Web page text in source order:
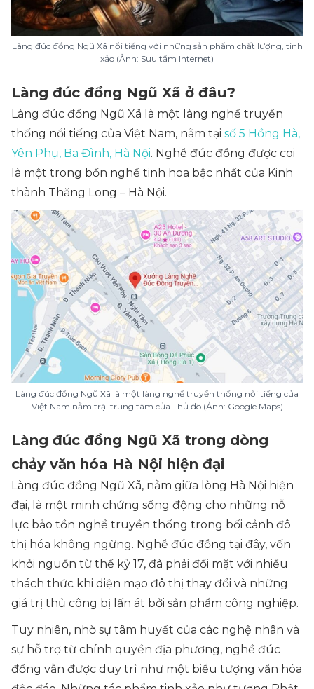
Làng đúc đồng Ngũ Xã nổi tiếng với những sản phẩm chất lượng, tinh
xảo (Ảnh: Sưu tầm Internet)
Làng đúc đồng Ngũ Xã ở đâu?
Làng đúc đồng Ngũ Xã là một làng nghề truyền
thống nổi tiếng của Việt Nam, nằm tại số 5 Hồng Hà,
Yên Phụ, Ba Đình, Hà Nội. Nghề đúc đồng được coi
là một trong bốn nghề tinh hoa bậc nhất của Kinh
thành Thăng Long – Hà Nội.
Làng đúc đồng Ngũ Xã là một làng nghề truyền thống nổi tiếng của
Việt Nam nằm trại trung tâm của Thủ đô (Ảnh: Google Maps)
Làng đúc đồng Ngũ Xã trong dòng
chảy văn hóa Hà Nội hiện đại
Làng đúc đồng Ngũ Xã, nằm giữa lòng Hà Nội hiện
đại, là một minh chứng sống động cho những nỗ
lực bảo tồn nghề truyền thống trong bối cảnh đô
thị hóa không ngừng. Nghề đúc đồng tại đây, vốn
khởi nguồn từ thế kỷ 17, đã phải đối mặt với nhiều
thách thức khi diện mạo đô thị thay đổi và những
giá trị thủ công bị lấn át bởi sản phẩm công nghiệp.
Tuy nhiên, nhờ sự tâm huyết của các nghệ nhân và
sự hỗ trợ từ chính quyền địa phương, nghề đúc
đồng vẫn được duy trì như một biểu tượng văn hóa